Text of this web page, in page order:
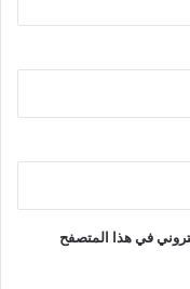
في هذا المتصفح